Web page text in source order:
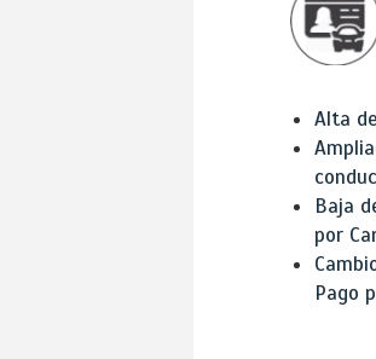
Alta
Baja
por
Pago